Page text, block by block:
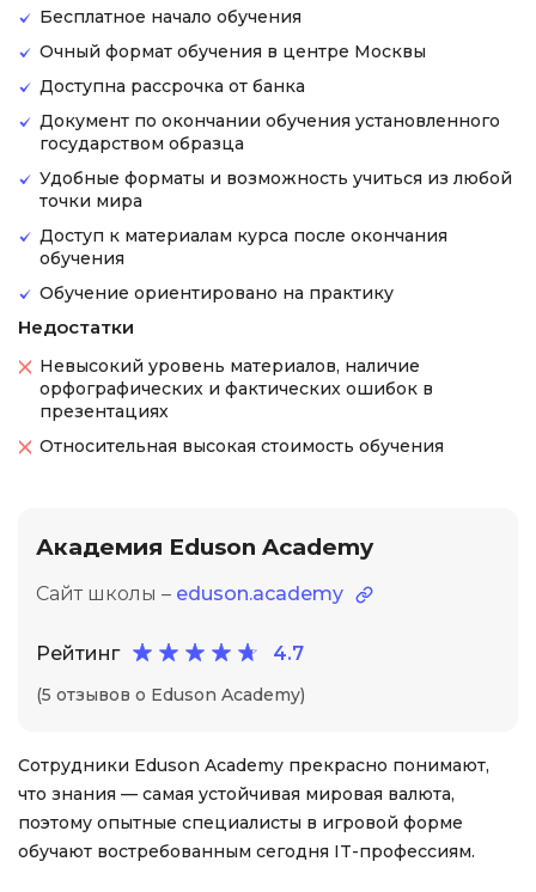
Бесплатное начало обучения
Очный формат обучения в центре Москвы
Доступна рассрочка от банка
Документ по окончании обучения установленного
государством образца
Удобные форматы и возможность учиться из любой
точки мира
Доступ к материалам курса после окончания
обучения
Обучение ориентировано на практику
Недостатки
Невысокий уровень материалов, наличие
орфографических и фактических ошибок в
презентациях
Относительная высокая стоимость обучения
Академия Eduson Academy
Сайт школы – eduson.academy
Рейтинг 4.7
(5 отзывов о Eduson Academy)
Сотрудники Eduson Academy прекрасно понимают,
что знания — самая устойчивая мировая валюта,
поэтому опытные специалисты в игровой форме
обучают востребованным сегодня IT-профессиям.